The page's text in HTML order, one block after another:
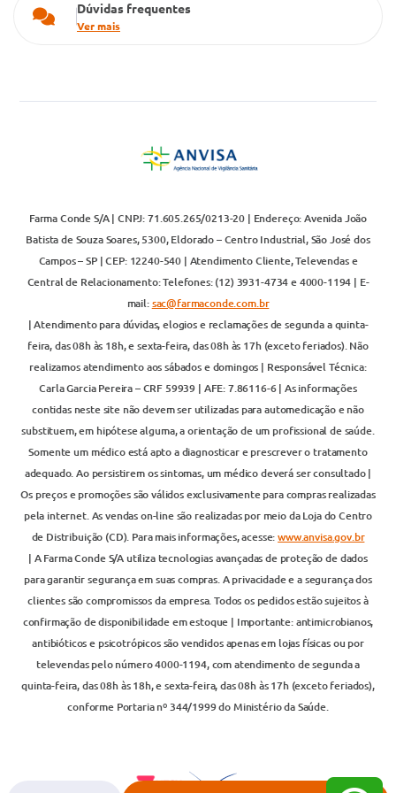
Dúvidas frequentes
Ver mais
Farma Conde S/A | CNPJ: 71.605.265/0213-20 | Endereço: Avenida João
Batista de Souza Soares, 5300, Eldorado – Centro Industrial, São José dos
Campos – SP | CEP: 12240-540 | Atendimento Cliente, Televendas e
Central de Relacionamento: Telefones: (12) 3931-4734 e 4000-1194 | E-
mail:sac@farmaconde.com.br
| Atendimento para dúvidas, elogios e reclamações de segunda a quinta-
feira, das 08h às 18h, e sexta-feira, das 08h às 17h (exceto feriados). Não
realizamos atendimento aos sábados e domingos | Responsável Técnica:
Carla Garcia Pereira – CRF 59939 | AFE: 7.86116-6 | As informações
contidas neste site não devem ser utilizadas para automedicação e não
substituem, em hipótese alguma, a orientação de um profissional de saúde.
Somente um médico está apto a diagnosticar e prescrever o tratamento
adequado. Ao persistirem os sintomas, um médico deverá ser consultado |
Os preços e promoções são válidos exclusivamente para compras realizadas
pela internet. As vendas on-line são realizadas por meio da Loja do Centro
de Distribuição (CD). Para mais informações, acesse:www.anvisa.gov.br
| A Farma Conde S/A utiliza tecnologias avançadas de proteção de dados
para garantir segurança em suas compras. A privacidade e a segurança dos
clientes são compromissos da empresa. Todos os pedidos estão sujeitos à
confirmação de disponibilidade em estoque | Importante: antimicrobianos,
antibióticos e psicotrópicos são vendidos apenas em lojas físicas ou por
televendas pelo número 4000-1194, com atendimento de segunda a
quinta-feira, das 08h às 18h, e sexta-feira, das 08h às 17h (exceto feriados),
conforme Portaria nº 344/1999 do Ministério da Saúde.